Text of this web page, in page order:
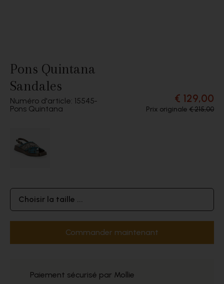
Pons Quintana
Sandales
Numéro d'article: 15545
Pons Quintana
€ 129,00
Prix originale € 215,00
Choisir la taille ...
Commander maintenant
Paiement sécurisé par Mollie